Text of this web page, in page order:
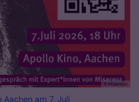
© Misereor
Aachen am 7. Juli: